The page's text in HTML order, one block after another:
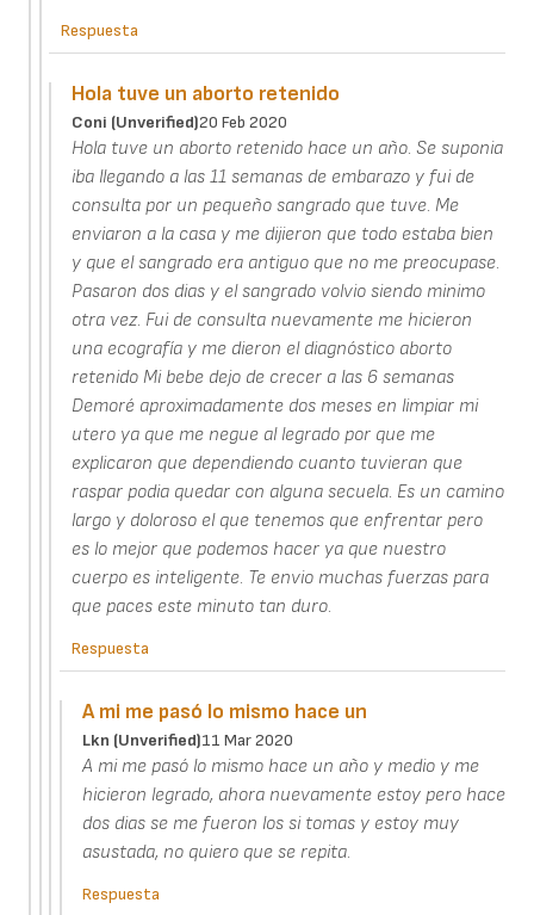
Respuesta
Hola tuve un aborto retenido
Coni (unverified)20 Feb 2020
Hola tuve un aborto retenido hace un año. Se suponia
iba llegando a las 11 semanas de embarazo y fui de
consulta por un pequeño sangrado que tuve. Me
enviaron a la casa y me dijieron que todo estaba bien
y que el sangrado era antiguo que no me preocupase.
Pasaron dos dias y el sangrado volvio siendo minimo
otra vez. Fui de consulta nuevamente me hicieron
una ecografía y me dieron el diagnóstico aborto
retenido Mi bebe dejo de crecer a las 6 semanas
Demoré aproximadamente dos meses en limpiar mi
utero ya que me negue al legrado por que me
explicaron que dependiendo cuanto tuvieran que
raspar podia quedar con alguna secuela. Es un camino
largo y doloroso el que tenemos que enfrentar pero
es lo mejor que podemos hacer ya que nuestro
cuerpo es inteligente. Te envio muchas fuerzas para
que paces este minuto tan duro.
Respuesta
A mi me pasó lo mismo hace un
Lkn (unverified)11 Mar 2020
A mi me pasó lo mismo hace un año y medio y me
hicieron legrado, ahora nuevamente estoy pero hace
dos dias se me fueron los si tomas y estoy muy
asustada, no quiero que se repita.
Respuesta